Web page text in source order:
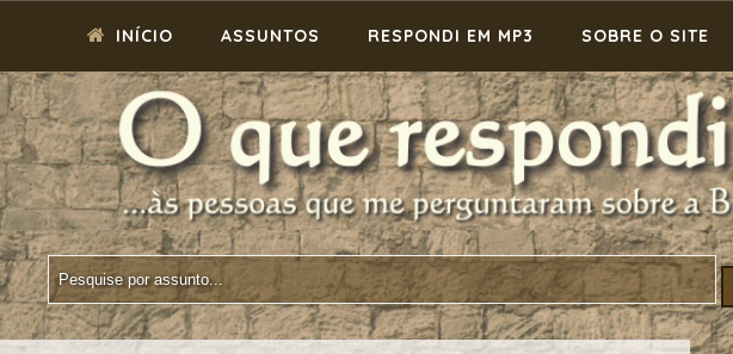
INÍCIO ASSUNTOS RESPONDI EM MP3 SOBRE O SITE